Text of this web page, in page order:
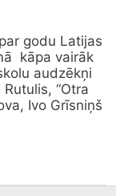
godu Latijas
kāpa vairāk
audzēkņi
“Otra
Ivo Grīsniņš